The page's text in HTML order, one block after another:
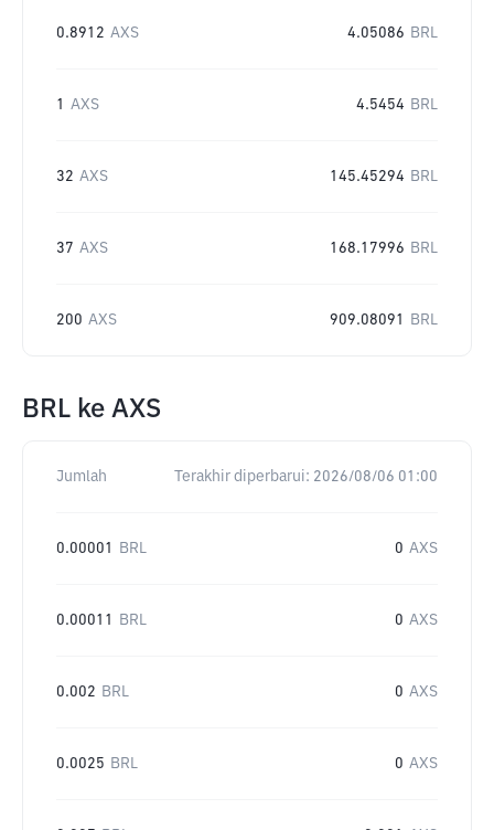
0.8912 AXS 4.05086 BRL
1 AXS 4.5454 BRL
32 AXS 145.45294 BRL
37 AXS 168.17996 BRL
200 AXS 909.08091 BRL
BRL ke AXS
Jumlah Terakhir diperbarui: 2026/08/06 01:00
0.00001 BRL 0 AXS
0.00011 BRL 0 AXS
0.002 BRL 0 AXS
0.0025 BRL 0 AXS